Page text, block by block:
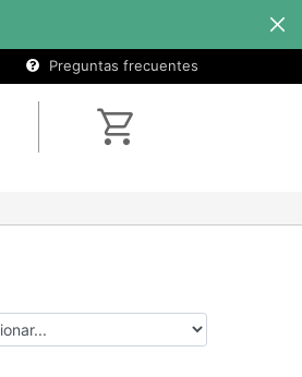
Preguntas frecuentes